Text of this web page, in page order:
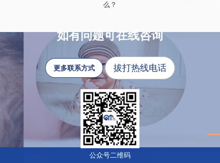
么？
如有问题可在线咨询
更多联系方式 拔打热线电话
公众号二维码